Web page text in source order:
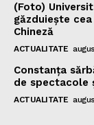
(Foto)
găzduiește
Chineză
ACTUALITATE
Constanța
de spectacole
ACTUALITATE